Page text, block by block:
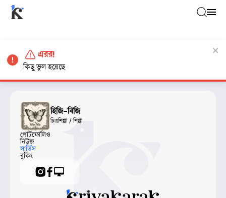
হিজি-বিজি
চিত্রশিল্পী / শিল্পী
পোর্টফোলিও
নিউজ
সার্ভিস
বুকিং
এরর!
কিছু ভুল হয়েছে